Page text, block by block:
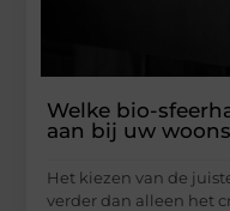
Welke bio-
aan bij uw
Het kiezen van de
verder dan alleen het